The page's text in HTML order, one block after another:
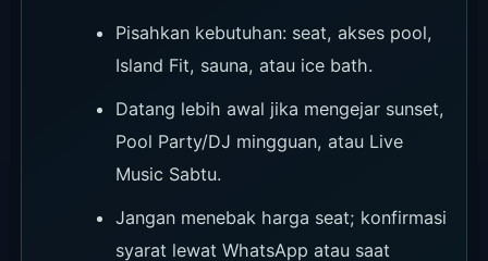
Pisahkan kebutuhan: seat, akses pool,
Island Fit, sauna, atau ice bath.
Datang lebih awal jika mengejar sunset,
Pool Party/DJ mingguan, atau Live
Music Sabtu.
Jangan menebak harga seat; konfirmasi
syarat lewat WhatsApp atau saat